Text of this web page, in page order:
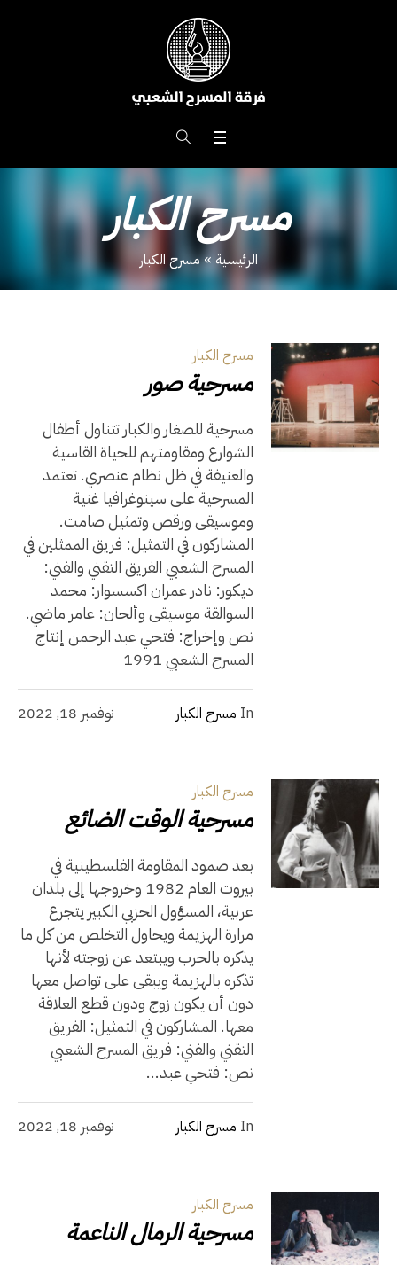
مسرح الكبار
الرئيسية »مسرح الكبار
مسرح الكبار
مسرحية صور
مسرحية للصغار والكبار تتناول أطفال
الشوارع ومقاومتهم للحياة القاسية
والعنيفة في ظل نظام عنصري. تعتمد
المسرحية على سينوغرافيا غنية
وموسيقى ورقص وتمثيل صامت.
المشاركون في التمثيل: فريق الممثلين في
المسرح الشعبي الفريق التقني والفني:
ديكور: نادر عمران اكسسوار: محمد
السوالقة موسيقى وألحان: عامر ماضي.
نص وإخراج: فتحي عبد الرحمن إنتاج
المسرح الشعبي 1991
نوفمبر 18, 2022 In مسرح الكبار
مسرح الكبار
مسرحية الوقت الضائع
بعد صمود المقاومة الفلسطينية في
بيروت العام 1982 وخروجها إلى بلدان
عربية، المسؤول الحزبي الكبير يتجرع
مرارة الهزيمة ويحاول التخلص من كل ما
يذكره بالحرب ويبتعد عن زوجته لأنها
تذكره بالهزيمة ويبقى على تواصل معها
دون أن يكون زوج ودون قطع العلاقة
معها. المشاركون في التمثيل: الفريق
التقني والفني: فريق المسرح الشعبي
نص: فتحي عبد...
نوفمبر 18, 2022 In مسرح الكبار
مسرح الكبار
مسرحية الرمال الناعمة